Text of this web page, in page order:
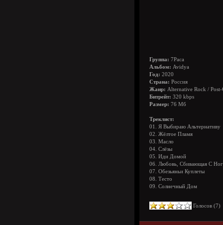
Группа: 7Раса
Альбом: Avidya
Год: 2020
Страна: Россия
Жанр: Alternative Rock /
Битрейт: 320 kbps
Размер: 76 Мб
Треклист:
01. Я Выбираю Альтернативу
02. Жёлтое Пламя
03. Масло
04. Слёзы
05. Иди Домой
06. Любовь, Сбивающая С Ног
07. Обезьяньи Куплеты
08. Тесто
09. Солнечный Дом
Голосов (7